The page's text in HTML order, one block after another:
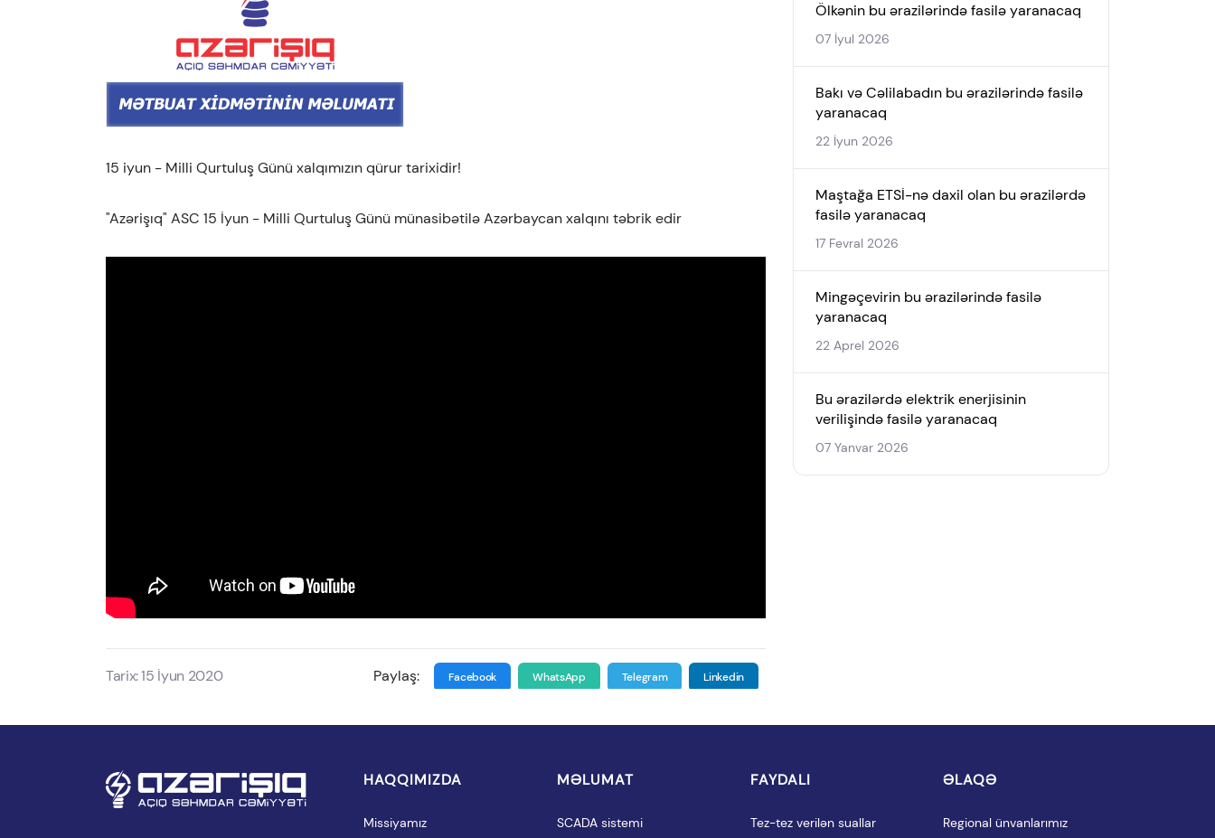
15 iyun - Milli Qurtuluş Günü xalqımızın qürur tarixidir!
"Azərişıq" ASC 15 İyun - Milli Qurtuluş Günü münasibətilə Azərbaycan xalqını təbrik edir
Tarix: 15 İyun 2020 Paylaş: Facebook WhatsApp Telegram Linkedin
Ölkənin bu ərazilərində fasilə yaranacaq
07 İyul 2026
Bakı və Cəlilabadın bu ərazilərində fasilə
yaranacaq
22 İyun 2026
Maştağa ETSİ-nə daxil olan bu ərazilərdə
fasilə yaranacaq
17 Fevral 2026
Mingəçevirin bu ərazilərində fasilə
yaranacaq
22 Aprel 2026
Bu ərazilərdə elektrik enerjisinin
verilişində fasilə yaranacaq
07 Yanvar 2026
HAQQIMIZDA
Missiyamız
MƏLUMAT
SCADA sistemi
FAYDALI
Tez-tez verilən suallar
ƏLAQƏ
Regional ünvanlarımız